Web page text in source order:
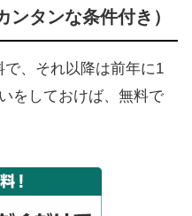
タンな条件付き）
、それ以降は前年に1
をしておけば、無料で